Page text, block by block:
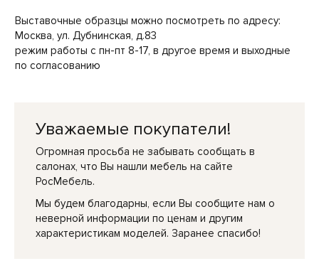
Выставочные образцы можно посмотреть по адресу:
Москва, ул. Дубнинская, д.83
режим работы с пн-пт 8-17, в другое время и выходные
по согласованию
Уважаемые покупатели!
Огромная просьба не забывать сообщать в
салонах, что Вы нашли мебель на сайте
РосМебель.
Мы будем благодарны, если Вы сообщите нам о
неверной информации по ценам и другим
характеристикам моделей. Заранее спасибо!